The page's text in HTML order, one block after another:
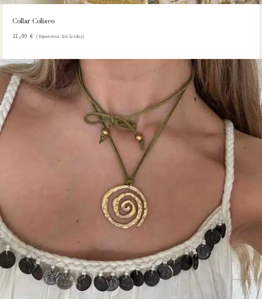
Collar Coliseo
21,00€ (Impuestos Incluidos)